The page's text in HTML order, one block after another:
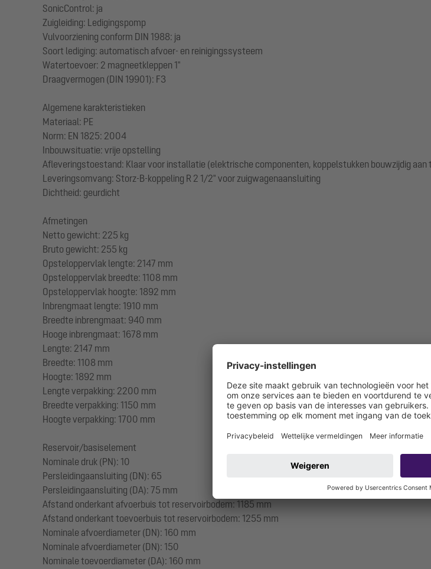
SonicControl: ja
Zuigleiding: Ledigingspomp
Vulvoorziening conform DIN 1988: ja
Soort lediging: automatisch afvoer- en reinigingssysteem
Watertoevoer: 2 magneetkleppen 1"
Draagvermogen (DIN 19901): F3
Algemene karakteristieken
Materiaal: PE
Norm: EN 1825: 2004
Inbouwsituatie: vrije opstelling
Afleveringstoestand: Klaar voor installatie (elektrische componenten, koppelstukken bouwzijdig aan
Leveringsomvang: Storz-B-koppeling R 2 1/2" voor zuigwagenaansluiting
Dichtheid: geurdicht
Afmetingen
Netto gewicht: 225 kg
Bruto gewicht: 255 kg
Opsteloppervlak lengte: 2147 mm
Opsteloppervlak breedte: 1108 mm
Opsteloppervlak hoogte: 1892 mm
Inbrengmaat lengte: 1910 mm
Breedte inbrengmaat: 940 mm
Hooge inbrengmaat: 1678 mm
Lengte: 2147 mm
Breedte: 1108 mm
Hoogte: 1892 mm
Lengte verpakking: 2200 mm
Breedte verpakking: 1150 mm
Hoogte verpakking: 1700 mm
Reservoir/basiselement
Nominale druk (PN): 10
Persleidingaansluiting (DN): 65
Persleidingaansluiting (DA): 75 mm
Afstand onderkant afvoerbuis tot reservoirbodem: 1185 mm
Afstand onderkant toevoerbuis tot reservoirbodem: 1255 mm
Nominale afvoerdiameter (DN): 160 mm
Nominale afvoerdiameter (DN): 150
Nominale toevoerdiameter (DA): 160 mm